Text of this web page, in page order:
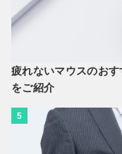
疲れないマウスのお
をご紹介
5